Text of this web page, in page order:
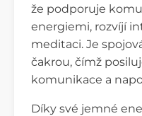
že podporuje
energiemi, rozvíjí
meditaci. Je
čakrou, čímž
komunikace a
Díky své jemné